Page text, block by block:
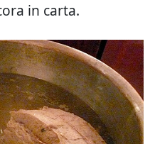
in carta.